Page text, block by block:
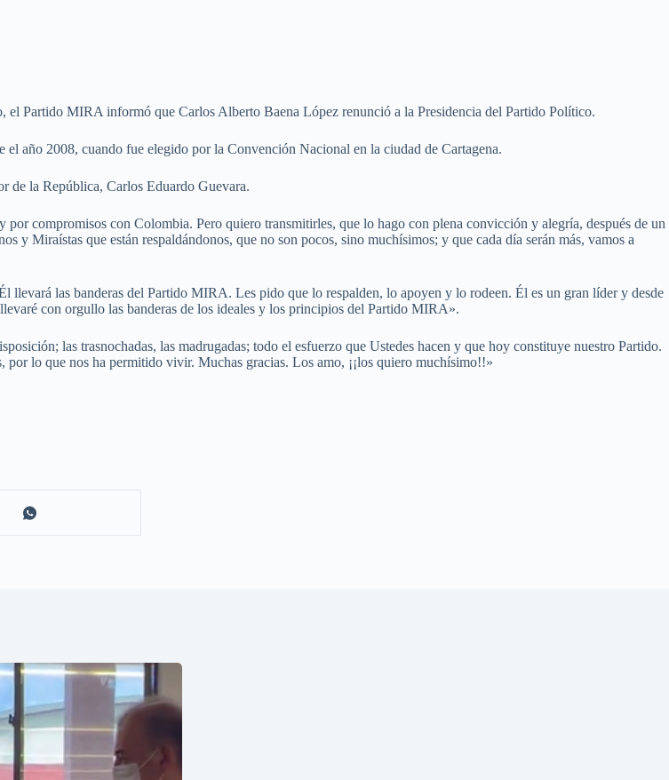
el Partido MIRA informó que Carlos Alberto Baena López renunció a la Presidencia del Partido Político.
año 2008, cuando fue elegido por la Convención Nacional en la ciudad de Cartagena.
de la República, Carlos Eduardo Guevara.
compromisos con Colombia. Pero quiero transmitirles, que lo hago con plena convicción y alegría, después de un
y Miraístas que están respaldándonos, que no son pocos, sino muchísimos; y que cada día serán más, vamos a
llevará las banderas del Partido MIRA. Les pido que lo respalden, lo apoyen y lo rodeen. Él es un gran líder y desde
con orgullo las banderas de los ideales y los principios del Partido MIRA».
las trasnochadas, las madrugadas; todo el esfuerzo que Ustedes hacen y que hoy constituye nuestro Partido.
lo que nos ha permitido vivir. Muchas gracias. Los amo, ¡¡los quiero muchísimo!!»